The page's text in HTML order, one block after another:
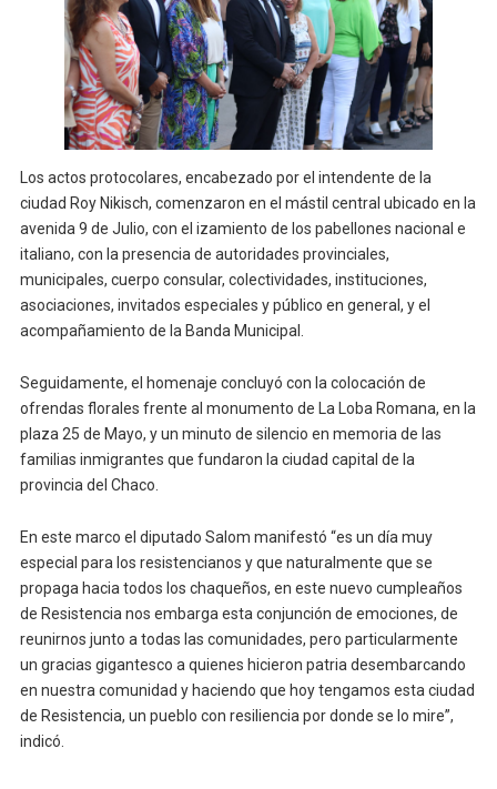
Los actos protocolares, encabezado por el intendente de la
ciudad Roy Nikisch, comenzaron en el mástil central ubicado en la
avenida 9 de Julio, con el izamiento de los pabellones nacional e
italiano, con la presencia de autoridades provinciales,
municipales, cuerpo consular, colectividades, instituciones,
asociaciones, invitados especiales y público en general, y el
acompañamiento de la Banda Municipal.
Seguidamente, el homenaje concluyó con la colocación de
ofrendas florales frente al monumento de La Loba Romana, en la
plaza 25 de Mayo, y un minuto de silencio en memoria de las
familias inmigrantes que fundaron la ciudad capital de la
provincia del Chaco.
En este marco el diputado Salom manifestó “es un día muy
especial para los resistencianos y que naturalmente que se
propaga hacia todos los chaqueños, en este nuevo cumpleaños
de Resistencia nos embarga esta conjunción de emociones, de
reunirnos junto a todas las comunidades, pero particularmente
un gracias gigantesco a quienes hicieron patria desembarcando
en nuestra comunidad y haciendo que hoy tengamos esta ciudad
de Resistencia, un pueblo con resiliencia por donde se lo mire”,
indicó.